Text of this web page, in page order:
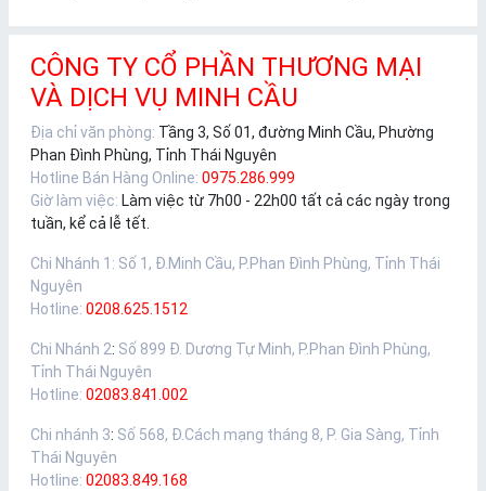
CÔNG TY CỔ PHẦN THƯƠNG MẠI
VÀ DỊCH VỤ MINH CẦU
Địa chỉ văn phòng: Tầng 3, Số 01, đường Minh Cầu, Phường
Phan Đình Phùng, Tỉnh Thái Nguyên
Hotline Bán Hàng Online: 0975.286.999
Giờ làm việc: Làm việc từ 7h00 - 22h00 tất cả các ngày trong
tuần, kể cả lễ tết.
Chi Nhánh 1 : Số 1, Đ.Minh Cầu, P.Phan Đình Phùng, Tỉnh Thái
Nguyên
Hotline: 0208.625.1512
Chi Nhánh 2: Số 899 Đ. Dương Tự Minh, P.Phan Đình Phùng,
Tỉnh Thái Nguyên
Hotline: 02083.841.002
Chi nhánh 3: Số 568, Đ.Cách mạng tháng 8, P. Gia Sàng, Tỉnh
Thái Nguyên
Hotline: 02083.849.168